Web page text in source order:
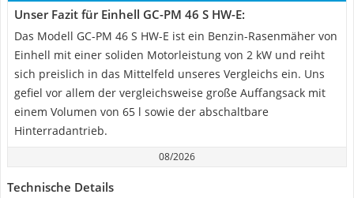
Unser Fazit für Einhell GC-PM 46 S HW-E:
Das Modell GC-PM 46 S HW-E ist ein Benzin-Rasenmäher von
Einhell mit einer soliden Motorleistung von 2 kW und reiht
sich preislich in das Mittelfeld unseres Vergleichs ein. Uns
gefiel vor allem der vergleichsweise große Auffangsack mit
einem Volumen von 65 l sowie der abschaltbare
Hinterradantrieb.
08/2026
Technische Details